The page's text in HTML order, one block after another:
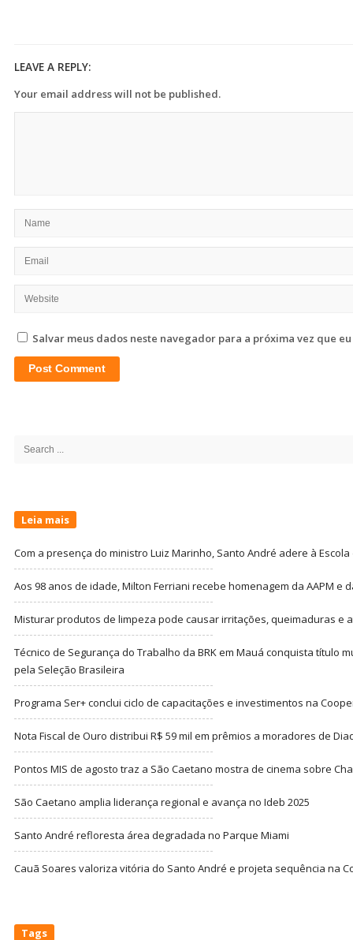
LEAVE A REPLY:
Your email address will not be published.
Salvar meus dados neste navegador para a próxima vez que
Search
Leia mais
Com a presença do ministro Luiz Marinho, Santo André adere à
Aos 98 anos de idade, Milton Ferriani recebe homenagem da AAPM e
Misturar produtos de limpeza pode causar irritações, queimaduras e
Técnico de Segurança do Trabalho da BRK em Mauá conquista título
pela Seleção Brasileira
Programa Ser+ conclui ciclo de capacitações e investimentos na
Nota Fiscal de Ouro distribui R$ 59 mil em prêmios a moradores de
Pontos MIS de agosto traz a São Caetano mostra de cinema sobre
São Caetano amplia liderança regional e avança no Ideb 2025
Santo André refloresta área degradada no Parque Miami
Cauã Soares valoriza vitória do Santo André e projeta sequência na
Tags